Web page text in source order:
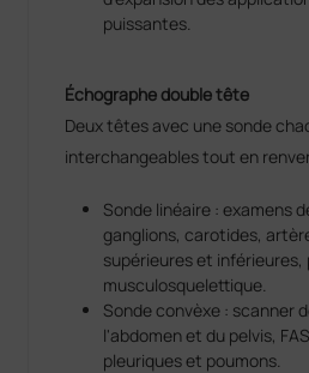
puissantes.
Échographe double tête
Deux têtes avec une sonde
interchangeables tout en
Sonde linéaire : examens
ganglions, carotides,
supérieures et
musculosquelettique.
Sonde convèxe : scanner
l'abdomen et du pelvis,
pleuriques et poumons.